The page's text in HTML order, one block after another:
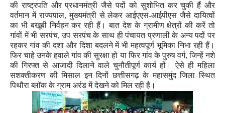
की राष्ट्रपति और प्रधानमंत्री जैसे पदों को सुशोभित कर चुकी हैं और
वर्तमान में राज्यपाल,मुख्यमंत्री से लेकर आईएएस-आईपीएस जैसे दायित्वों
का भी बखूबी निर्वहन कर रही हैं। बात देश के ग्रामीण क्षेत्रों की करें तो
गांवों में भी सरपंच,उप सरपंच के साथ ही पंचायत प्रणाली के अन्य पदों पर
रहकर गांव की दशा और दिशा बदलने में भी महत्वपूर्ण भूमिका निभा रही हैं।
फिर चाहे उनके हवाले गांव की सुरक्षा हो या फिर गांव के पुरुष वर्ग,जिन्हें नशे
की गिरफ्त से आजादी दिलाने वाले चुनौतीपूर्ण कार्य हों। ऐसे ही महिला
सशक्तीकरण की मिसाल इन दिनों छत्तीसगढ़ के महासमुंद जिला स्थित
पिथौरा ब्लाॅक के ग्राम अरंड में देखने को मिल रही है।